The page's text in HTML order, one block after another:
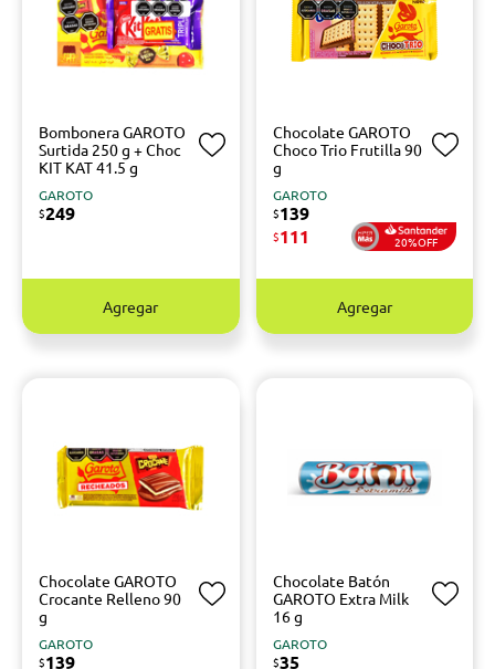
Bombonera GAROTO
Surtida 250 g + Choc
KIT KAT 41.5 g
GAROTO
$249
Agregar
Chocolate GAROTO
Choco Trio Frutilla 90
g
GAROTO
$139
$111 20%OFF
Agregar
Chocolate GAROTO
Crocante Relleno 90
g
GAROTO
$139
Chocolate Batón
GAROTO Extra Milk
16 g
GAROTO
$35